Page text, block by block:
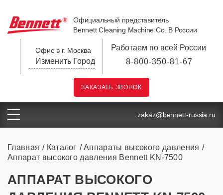
Официальный представитель
Bennett Cleaning Machine Co. В России
Офис в г. Москва
Изменить Город
Работаем по всей России
8-800-350-81-67
ЗАКАЗАТЬ ЗВОНОК
zakaz@bennett-russia.ru
Главная Каталог
Аппараты высокого давления
Аппарат высокого давления Bennett KN-7500
АППАРАТ ВЫСОКОГО